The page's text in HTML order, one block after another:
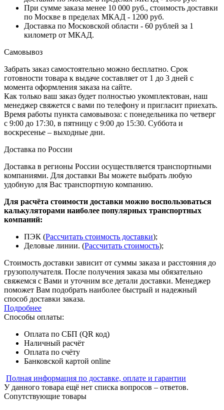
При сумме заказа менее 10 000 руб., стоимость доставки
по Москве в пределах МКАД - 1200 руб.
Доставка по Московской области - 60 рублей за 1
километр от МКАД.
Самовывоз
Забрать заказ самостоятельно можно бесплатно. Срок
готовности товара к выдаче составляет от 1 до 3 дней с
момента оформления заказа на сайте.
Как только ваш заказ будет полностью укомплектован, наш
менеджер свяжется с вами по телефону и пригласит приехать.
Время работы пункта самовывоза: с понедельника по четверг
с 9:00 до 17:30, в пятницу с 9:00 до 15:30. Суббота и
воскресенье – выходные дни.
Доставка по России
Доставка в регионы России осуществляется транспортными
компаниями. Для доставки Вы можете выбрать любую
удобную для Вас транспортную компанию.
Для расчёта стоимости доставки можно воспользоваться
калькуляторами наиболее популярных транспортных
компаний:
ПЭК (Рассчитать стоимость доставки);
Деловые линии. (Рассчитать стоимость);
Стоимость доставки зависит от суммы заказа и расстояния до
грузополучателя. После получения заказа мы обязательно
свяжемся с Вами и уточним все детали доставки. Менеджер
поможет Вам подобрать наиболее быстрый и надежный
способ доставки заказа.
Подробнее
Способы оплаты:
Оплата по СБП (QR код)
Наличный расчёт
Оплата по счёту
Банковской картой online
Полная информация по доставке, оплате и гарантии
У данного товара ещё нет списка вопросов – ответов.
Сопутствующие товары